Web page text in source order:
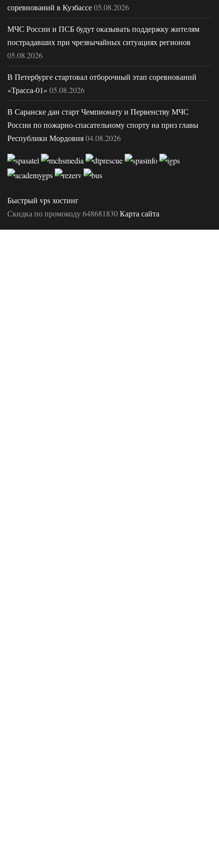
соревнований в Кузбассе05.08.2026
МЧС России и ПСБ будут оказывать поддержку жителям
пострадавших при чрезвычайных ситуациях регионов
05.08.2026
В Петербурге стартовал отборочный этап соревнований
«Трасса-01» 05.08.2026
В Саранске дан старт Чемпионату и Первенству МЧС
России по пожарно-спасательному спорту на приз главы
Республики Мордовия04.08.2026
Быстрый vps хостинг
Скидка по промокоду 648681830Карта сайта